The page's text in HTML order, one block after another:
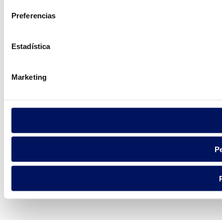
Preferencias
Estadística
Marketing